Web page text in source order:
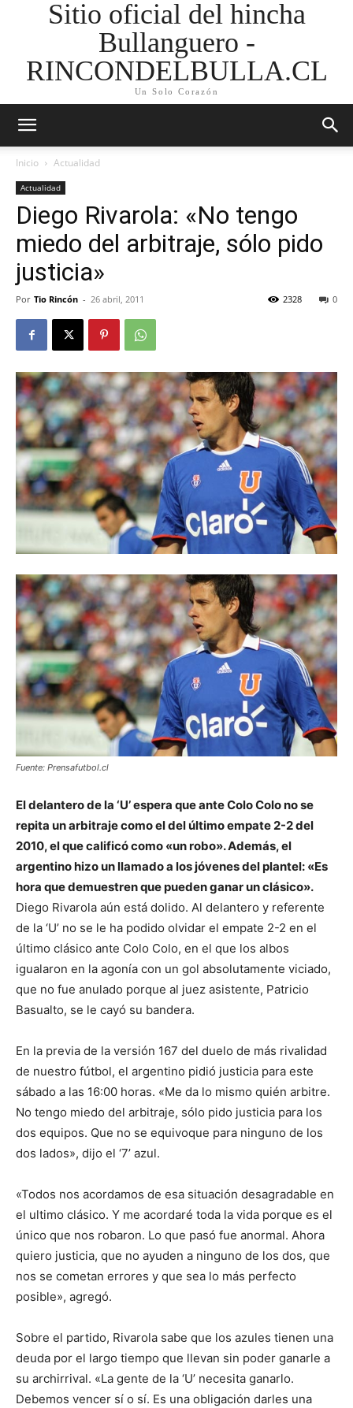
Sitio oficial del hincha
Bullanguero -
RINCONDELBULLA.CL
Un Solo Corazón
Inicio Actualidad
Actualidad
Diego Rivarola: «No tengo
miedo del arbitraje, sólo pido
justicia»
Por Tio Rincón - 26 abril, 2011 0
2328
Fuente: Prensafutbol.cl
El delantero de la ‘U’ espera que ante Colo Colo no se
repita un arbitraje como el del último empate 2-2 del
2010, el que calificó como «un robo». Además, el
argentino hizo un llamado a los jóvenes del plantel: «Es
hora que demuestren que pueden ganar un clásico».
Diego Rivarola aún está dolido. Al delantero y referente
de la ‘U’ no se le ha podido olvidar el empate 2-2 en el
último clásico ante Colo Colo, en el que los albos
igualaron en la agonía con un gol absolutamente viciado,
que no fue anulado porque al juez asistente, Patricio
Basualto, se le cayó su bandera.
En la previa de la versión 167 del duelo de más rivalidad
de nuestro fútbol, el argentino pidió justicia para este
sábado a las 16:00 horas. «Me da lo mismo quién arbitre.
No tengo miedo del arbitraje, sólo pido justicia para los
dos equipos. Que no se equivoque para ninguno de los
dos lados», dijo el ‘7’ azul.
«Todos nos acordamos de esa situación desagradable en
el ultimo clásico. Y me acordaré toda la vida porque es el
único que nos robaron. Lo que pasó fue anormal. Ahora
quiero justicia, que no ayuden a ninguno de los dos, que
nos se cometan errores y que sea lo más perfecto
posible», agregó.
Sobre el partido, Rivarola sabe que los azules tienen una
deuda por el largo tiempo que llevan sin poder ganarle a
su archirrival. «La gente de la ‘U’ necesita ganarlo.
Debemos vencer sí o sí. Es una obligación darles una